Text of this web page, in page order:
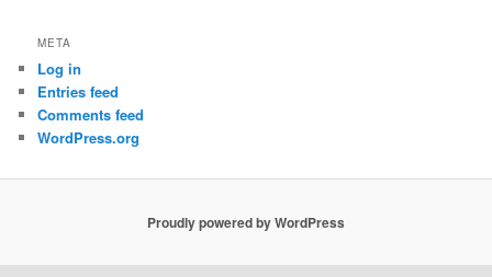
META
Log in
Entries feed
Comments feed
WordPress.org
Proudly powered by WordPress